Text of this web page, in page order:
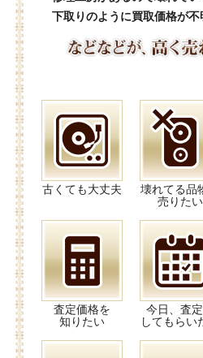
下取りのように買取価格が不
古くても大丈夫
壊れてる品
売りたい
査定価格を
知りたい
今日、査
してもらい